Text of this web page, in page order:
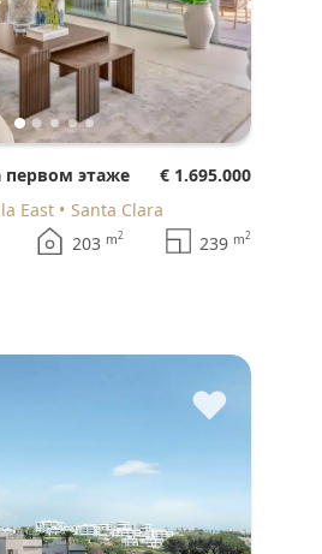
первом этаже
€ 1.695.000
East Santa Clara
203 m2 239 m2
♥